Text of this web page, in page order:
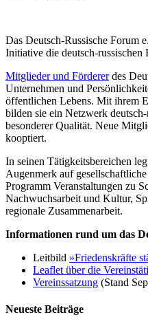
Das Deutsch-Russische Forum
Initiative die deutsch-russischen
Mitglieder und Fördererdes
Unternehmen und
öffentlichen Lebens. Mit ihrem
bilden sie ein Netzwerk
besonderer Qualität. Neue
kooptiert.
In seinen Tätigkeitsbereichen
Augenmerk auf
Programm Veranstaltungen zu
Nachwuchsarbeit und Kultur,
regionale Zusammenarbeit.
Informationen rund um das
Leitbild »Friedenskräfte
Leaflet über die
Vereinssatzung (Stand
Neueste Beiträge